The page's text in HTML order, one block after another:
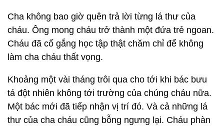
Cha không bao giờ quên trả lời từng lá thư của
cháu. Ông mong cháu trở thành một đứa trẻ ngoan.
Cháu đã cố gắng học tập thật chăm chỉ để không
làm cha cháu thất vọng.
Khoảng một vài tháng trôi qua cho tới khi bác bưu
tá đột nhiên không tới trường của chúng cháu nữa.
Một bác mới đã tiếp nhận vị trí đó. Và cả những lá
thư của cha cháu cũng bỗng ngưng lại. Cháu phàn